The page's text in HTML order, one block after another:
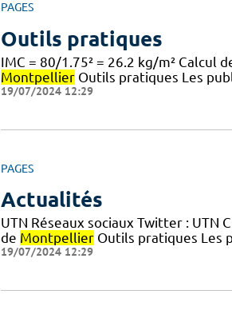
PAGES
Outils pratiques
IMC = 80/1.75² = 26.2 kg/m² Calcul
MontpellierOutils pratiques Les
19/07/2024 12:29
PAGES
Actualités
UTN Réseaux sociaux Twitter : UTN
de MontpellierOutils pratiques Les
19/07/2024 12:29